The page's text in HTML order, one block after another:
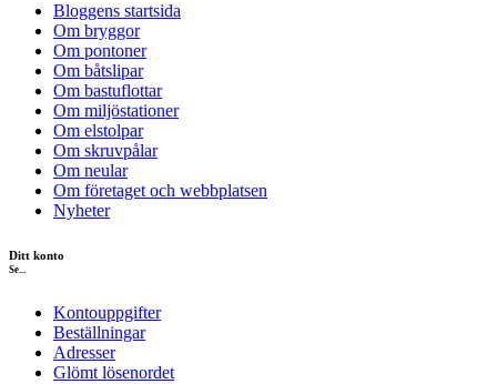
Bloggens startsida
Om bryggor
Om pontoner
Om båtslipar
Om bastuflottar
Om miljöstationer
Om elstolpar
Om skruvpålar
Om neular
Om företaget och webbplatsen
Nyheter
Ditt konto
Se...
Kontouppgifter
Beställningar
Adresser
Glömt lösenordet